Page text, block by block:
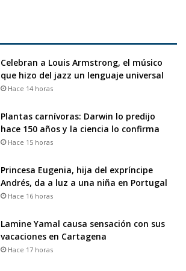
Celebran a Louis Armstrong, el músico
que hizo del jazz un lenguaje universal
Hace 14 horas
Plantas carnívoras: Darwin lo predijo
hace 150 años y la ciencia lo confirma
Hace 15 horas
Princesa Eugenia, hija del expríncipe
Andrés, da a luz a una niña en Portugal
Hace 16 horas
Lamine Yamal causa sensación con sus
vacaciones en Cartagena
Hace 17 horas